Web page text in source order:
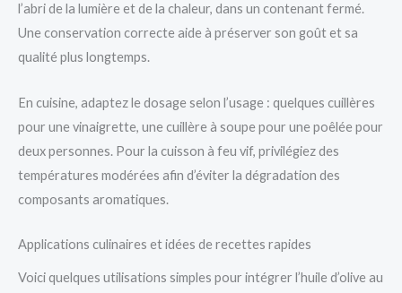
l’abri de la lumière et de la chaleur, dans un contenant fermé.
Une conservation correcte aide à préserver son goût et sa
qualité plus longtemps.
En cuisine, adaptez le dosage selon l’usage : quelques cuillères
pour une vinaigrette, une cuillère à soupe pour une poêlée pour
deux personnes. Pour la cuisson à feu vif, privilégiez des
températures modérées afin d’éviter la dégradation des
composants aromatiques.
Applications culinaires et idées de recettes rapides
Voici quelques utilisations simples pour intégrer l’huile d’olive au